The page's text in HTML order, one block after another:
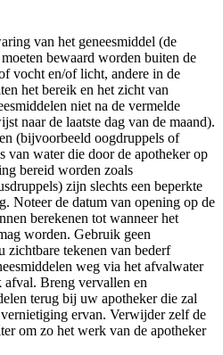
van het geneesmiddel (de
bewaard worden buiten de
vocht en/of licht, andere in de
het bereik en het zicht van
niet na de vermelde
naar de laatste dag van de maand).
(bijvoorbeeld oogdruppels of
van water die door de apotheker op
bereid worden zoals
zijn slechts een beperkte
Noteer de datum van opening op de
berekenen tot wanneer het
worden. Gebruik geen
zichtbare tekenen van bederf
weg via het afvalwater
Breng vervallen en
terug bij uw apotheker die zal
ervan. Verwijder zelf de
om zo het werk van de apotheker